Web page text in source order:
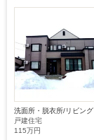
洗面所・脱衣所/リビング
戸建住宅
115万円